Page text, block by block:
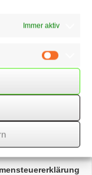
Immer aktiv
Entgeltfortzahlung